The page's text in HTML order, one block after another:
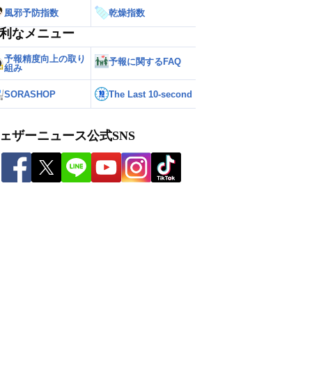
風邪予防指数 乾燥指数
なメニュー
予報精度向上の取り
組み
予報に関するFAQ
SORASHOP The Last 10-second
ザーニュース公式SNS